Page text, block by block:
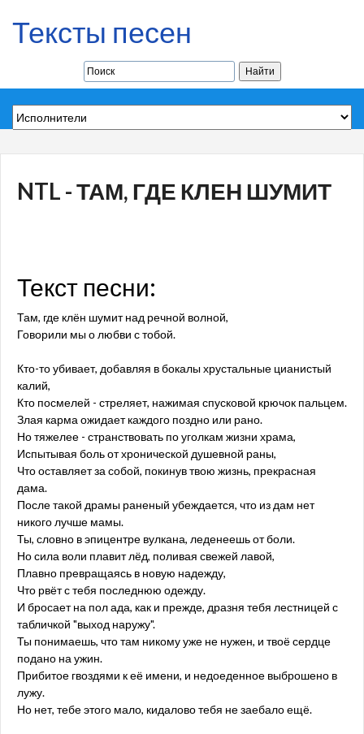
Тексты песен
NTL - ТАМ, ГДЕ КЛЕН ШУМИТ
Текст песни:
Там, где клён шумит над речной волной,
Говорили мы о любви с тобой.
Кто-то убивает, добавляя в бокалы хрустальные цианистый
калий,
Кто посмелей - стреляет, нажимая спусковой крючок пальцем.
Злая карма ожидает каждого поздно или рано.
Но тяжелее - странствовать по уголкам жизни храма,
Испытывая боль от хронической душевной раны,
Что оставляет за собой, покинув твою жизнь, прекрасная
дама.
После такой драмы раненый убеждается, что из дам нет
никого лучше мамы.
Ты, словно в эпицентре вулкана, леденеешь от боли.
Но сила воли плавит лёд, поливая свежей лавой,
Плавно превращаясь в новую надежду,
Что рвёт с тебя последнюю одежду.
И бросает на пол ада, как и прежде, дразня тебя лестницей с
табличкой "выход наружу".
Ты понимаешь, что там никому уже не нужен, и твоё сердце
подано на ужин.
Прибитое гвоздями к её имени, и недоеденное выброшено в
лужу.
Но нет, тебе этого мало, кидалово тебя не заебало ещё.